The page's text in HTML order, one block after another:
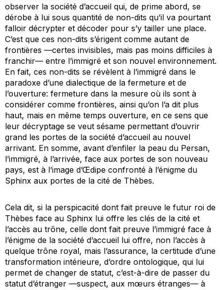
observer la société d’accueil qui, de prime abord, se
dérobe à lui sous quantité de non-dits qu’il va pourtant
falloir décrypter et décoder pour s’y tailler une place.
C’est que ces non-dits s’érigent comme autant de
frontières —certes invisibles, mais pas moins difficiles à
franchir— entre l’immigré et son nouvel environnement.
En fait, ces non-dits se révèlent à l’immigré dans le
paradoxe d’une dialectique de la fermeture et de
l’ouverture: fermeture dans la mesure où ils sont à
considérer comme frontières, ainsi qu’on l’a dit plus
haut, mais en même temps ouverture, en ce sens que
leur décryptage se veut sésame permettant d’ouvrir
grand les portes de la société d’accueil au nouvel
arrivant. En somme, avant d’enfiler la peau du Persan,
l’immigré, à l’arrivée, face aux portes de son nouveau
pays, est à l’image d’Œdipe confronté à l’énigme du
Sphinx aux portes de la cité de Thèbes.
Cela dit, si la perspicacité dont fait preuve le futur roi de
Thèbes face au Sphinx lui offre les clés de la cité et
l’accès au trône, celle dont fait preuve l’immigré face à
l’énigme de la société d’accueil lui offre, non l’accès à
quelque trône royal, mais l’assurance, la certitude d’une
transformation intérieure, d’ordre ontologique, qui lui
permet de changer de statut, c’est-à-dire de passer du
statut d’étranger —suspect, aux mœurs étranges— à